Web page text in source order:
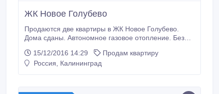
ЖК Новое Голубево
Продаются две квартиры в ЖК Новое Голубево.
Дома сданы. Автономное газовое отопление. Без
дома №15 и№21. 3 этаж. 22, 6 и 25, 8 кв.м..
15/12/2016 14:29
Продам квартиру
Россия, Калининград